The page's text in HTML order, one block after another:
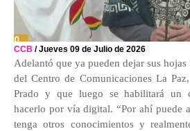
CCB / Jueves 09 de Julio de 2026
Adelantó que ya pueden dejar sus
del Centro de Comunicaciones La
Prado y que luego se habilitará un
hacerlo por vía digital. “Por ahí puede
tenga otros conocimientos y